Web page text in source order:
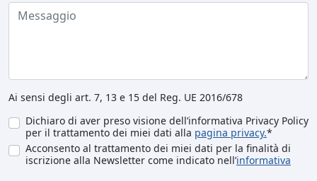
Ai sensi degli art. 7, 13 e 15 del Reg. UE 2016/678
Dichiaro di aver preso visione dell’informativa Privacy Policy
per il trattamento dei miei dati alla pagina privacy.*
Acconsento al trattamento dei miei dati per la finalità di
iscrizione alla Newsletter come indicato nell’informativa